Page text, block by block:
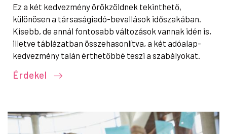
Ez a két kedvezmény örökzöldnek tekinthető,
különösen a társaságiadó-bevallások időszakában.
Kisebb, de annál fontosabb változások vannak idén is,
illetve táblázatban összehasonlítva, a két adóalap-
kedvezmény talán érthetőbbé teszi a szabályokat.
Érdekel